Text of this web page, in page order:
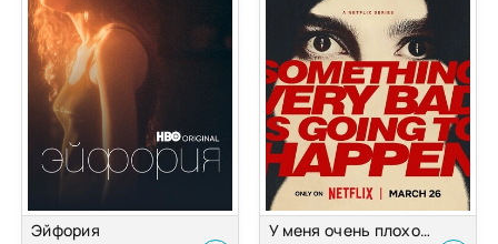
Эйфория У меня очень плохое предчувствие